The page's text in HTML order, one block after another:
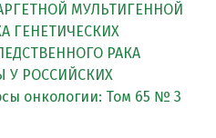
МУЛЬТИГЕННОЙ
ГЕНЕТИЧЕСКИХ
РАКА
У РОССИЙСКИХ
онкологии: Том 65 № 3